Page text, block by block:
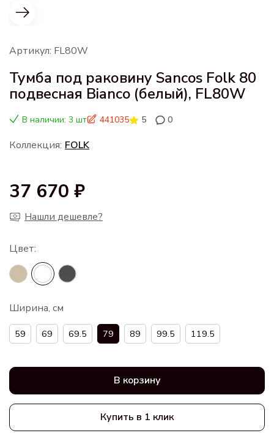
Артикул: FL80W
Тумба под раковину Sancos Folk 80
подвесная Bianco (белый), FL80W
В наличии: 3 шт 441035 5 0
Коллекция: FOLK
37 670 ₽
Нашли дешевле?
Ширина, см
59 69 69.5 79 89 99.5 119.5
В корзину
Купить в 1 клик